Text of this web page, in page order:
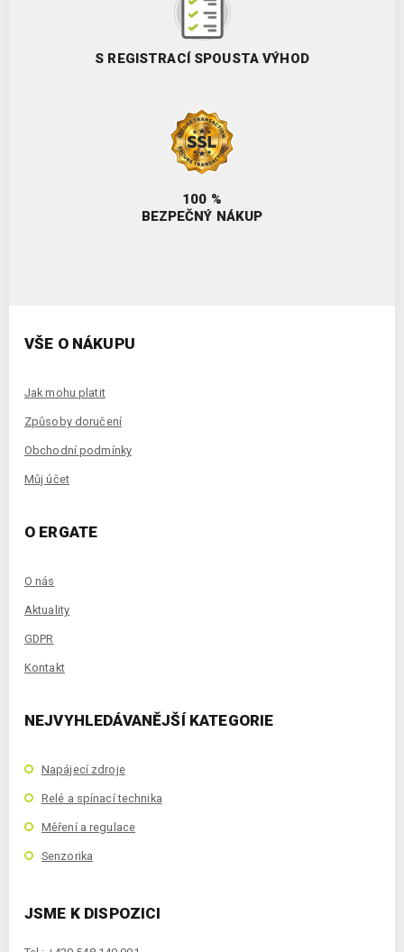
S REGISTRACÍ SPOUSTA VÝHOD
100 %
BEZPEČNÝ NÁKUP
VŠE O NÁKUPU
Jak mohu platit
Způsoby doručení
Obchodní podmínky
Můj účet
O ERGATE
O nás
Aktuality
GDPR
Kontakt
NEJVYHLEDÁVANĚJŠÍ KATEGORIE
Napájecí zdroje
Relé a spínací technika
Měření a regulace
Senzorika
JSME K DISPOZICI